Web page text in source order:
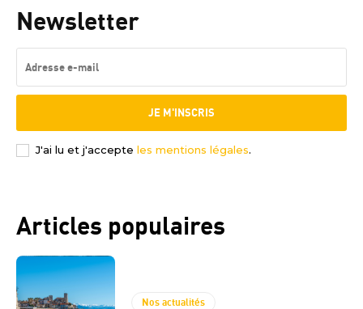
Newsletter
JE M'INSCRIS
J'ai lu et j'accepte les mentions légales.
Articles populaires
Nos actualités